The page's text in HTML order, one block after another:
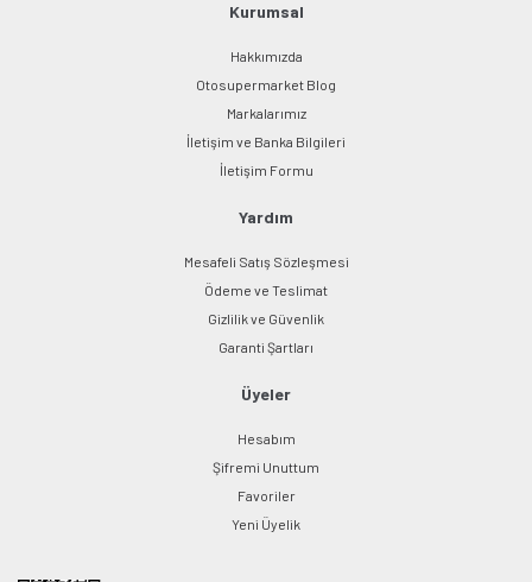
Bu ürüne benzer farklı alternatifler olmalı.
Gönder
Kurumsal
Hakkımızda
Otosupermarket Blog
Markalarımız
İletişim ve Banka Bilgileri
İletişim Formu
Yardım
Mesafeli Satış Sözleşmesi
Ödeme ve Teslimat
Gizlilik ve Güvenlik
Garanti Şartları
Üyeler
Hesabım
Şifremi Unuttum
Favoriler
Yeni Üyelik